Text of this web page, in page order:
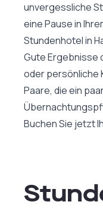
unvergessliche
eine Pause in
Stundenhotel in
Gute Ergebnisse
oder persönliche
Paare, die ein
Buchen Sie jetzt